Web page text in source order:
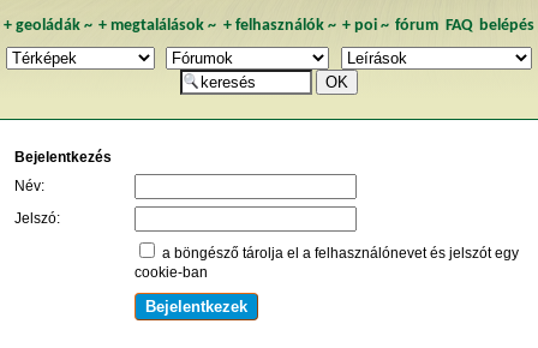
+ geoládák~ +megtalálások ~ + felhasználók~ + poi~ fórum FAQ belépés
Bejelentkezés
Név:
Jelszó:
a böngésző tárolja el a felhasználónevet és jelszót egy
cookie-ban